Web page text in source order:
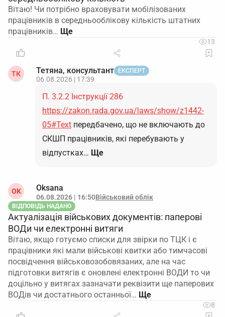
Вітаю! Чи потрібно враховувати мобілізованих
працівників в середньооблікову кількість штатних
працівників…
13
ТК Тетяна, консультант ЕКСПЕРТ
06.08.2026 | 17:39
П. 3.2.2 Інструкції 286
https://zakon.rada.gov.ua/laws/show/z1442-
05#Text передбачено, що не включають до
СКШП працівників, які перебувають у
відпустках… Ще
OK Oksana
06.08.2026 | 16:50Військовий облік
ВІДПОВІДЬ НАДАНО
Актуалізація військових документів: паперові
ВОДи чи електронні витяги
Вітаю, якщо готуємо списки для звірки по ТЦК і є
працівники які мали військові квитки або тимчасові
посвідчення військовозобовязаних, але на час
підготовки витягів є оновлені електронні ВОДИ то чи
доцільно у витягах зазначати реквізити ще паперових
ВОДів чи достатнього останньої…
8